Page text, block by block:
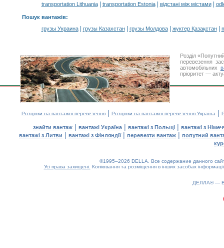
transportation Lithuania| transportation Estonia| відстані між містами|
Пошук вантажів:
грузы Украина| грузы Казахстан| грузы Молдова| жүктер Қазақстан|
Розділ
перевезення
автомобільних
пріоритет —
Розцінки на вантажні перевезення| Розцінки на вантажні перевезення Україна |
знайти вантаж| вантажі Україна| вантажі з Польщі| вантажі з
вантажі з Литви | вантажі з Фінляндії| перевезти вантаж | попутний
©1995–2026 DELLA. Все содержание данного
Усі права захищені. Копіювання та розміщення в інших засобах
ДЕЛЛА® —